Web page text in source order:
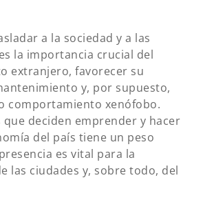
a la sociedad y a las
la importancia crucial del
extranjero, favorecer su
y, por supuesto,
comportamiento xenófobo.
que deciden emprender y hacer
del país tiene un peso
es vital para la
las ciudades y, sobre todo, del